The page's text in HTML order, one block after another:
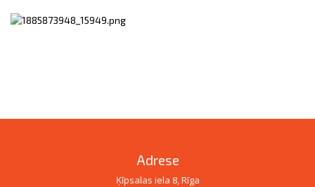
Adrese
Ķīpsalas iela 8, Rīga